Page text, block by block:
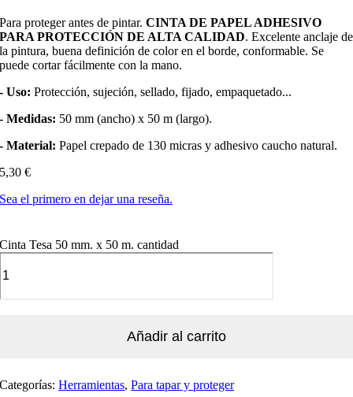
Para proteger antes de pintar.CINTA DE PAPEL ADHESIVO
PARA PROTECCIÓN DE ALTA CALIDAD. Excelente anclaje de
la pintura, buena definición de color en el borde, conformable. Se
puede cortar fácilmente con la mano.
- Uso: Protección, sujeción, sellado, fijado, empaquetado...
- Medidas: 50 mm (ancho) x 50 m (largo).
- Material: Papel crepado de 130 micras y adhesivo caucho natural.
5,30€
Sea el primero en dejar una reseña.
Cinta Tesa 50 mm. x 50 m. cantidad
Añadir al carrito
Categorías:Herramientas,Para tapar y proteger